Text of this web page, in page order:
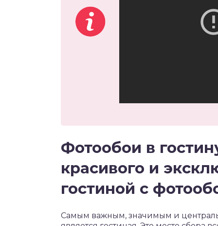
Фотообои в
красивого и
гостиной с
Самым важным, значимым и